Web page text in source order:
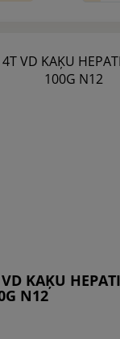
KAĶU
N12